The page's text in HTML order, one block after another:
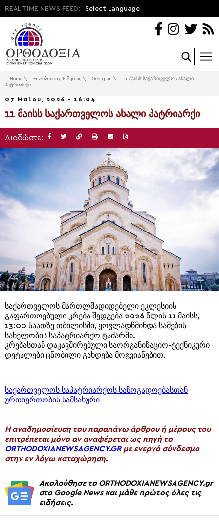
REAL TIME NEWS FEED: Select Language
Home \ Ξενόγλωσσες Ειδήσεις \ Georgian \
11 მაისს საქართველოს ახალი
პატრიარქი
07 Μαΐου, 2026 - 16:04
11 მაისს საქართველოს ახალი პატრიარქი
Διαδώστε:
საქართველოს მართლმადიდებელი ეკლესიის
გაფართოებული კრება შედგება 2026 წლის 11 მაისს,
13:00 საათზე თბილისში, ყოვლადწმინდა სამების
სახელობის საპატრიარქო ტაძარში.
კრებასთან დაკავშირებული საორგანიზაციო-ტექნიკური
დეტალები ცნობილი გახდება მოგვიანებით.
საქართველოს საპატრიარქოს საზოგადოებასთან
ურთიერთობის სამსახური
H αναδημοσίευση του παραπάνω άρθρου ή μέρους του
επιτρέπεται μόνο αν αναφέρεται ως πηγή το
ORTHODOXIANEWSAGENCY.GRμε ενεργό σύνδεσμο
στην εν λόγω καταχώρηση.
Ακολούθησε το ORTHODOXIANEWSAGENCY.gr
στο Google News και μάθε πρώτος όλες τις
ειδήσεις.